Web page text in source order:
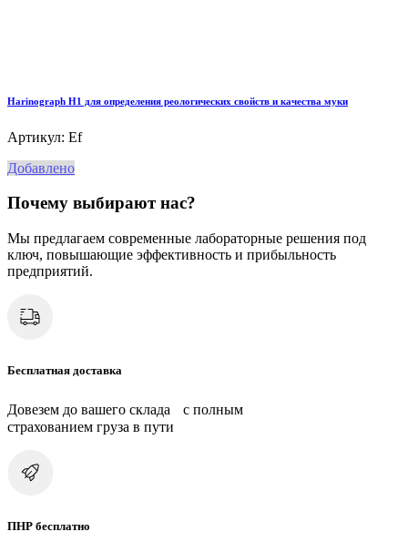
Harinograph Н1 для определения реологических свойств и качества муки
Артикул: Ef
Добавлено
Почему выбирают нас?
Мы предлагаем современные лабораторные решения под
ключ, повышающие эффективность и прибыльность
предприятий.
Бесплатная доставка
Довезем до вашего склада с полным
страхованием груза в пути
ПНР бесплатно